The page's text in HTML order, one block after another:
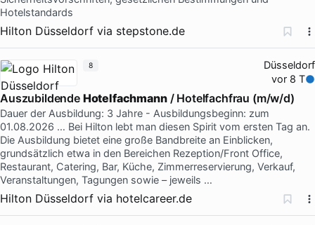
Hotelstandards
Hilton Düsseldorf via stepstone.de
Düsseldorf
vor 8 T
Auszubildende Hotelfachmann/ Hotelfachfrau (m/w/d)
Dauer der Ausbildung: 3 Jahre - Ausbildungsbeginn: zum
01.08.2026 … Bei Hilton lebt man diesen Spirit vom ersten Tag an.
Die Ausbildung bietet eine große Bandbreite an Einblicken,
grundsätzlich etwa in den Bereichen Rezeption/Front Office,
Restaurant, Catering, Bar, Küche, Zimmerreservierung, Verkauf,
Veranstaltungen, Tagungen sowie – jeweils …
Hilton Düsseldorf via hotelcareer.de
8